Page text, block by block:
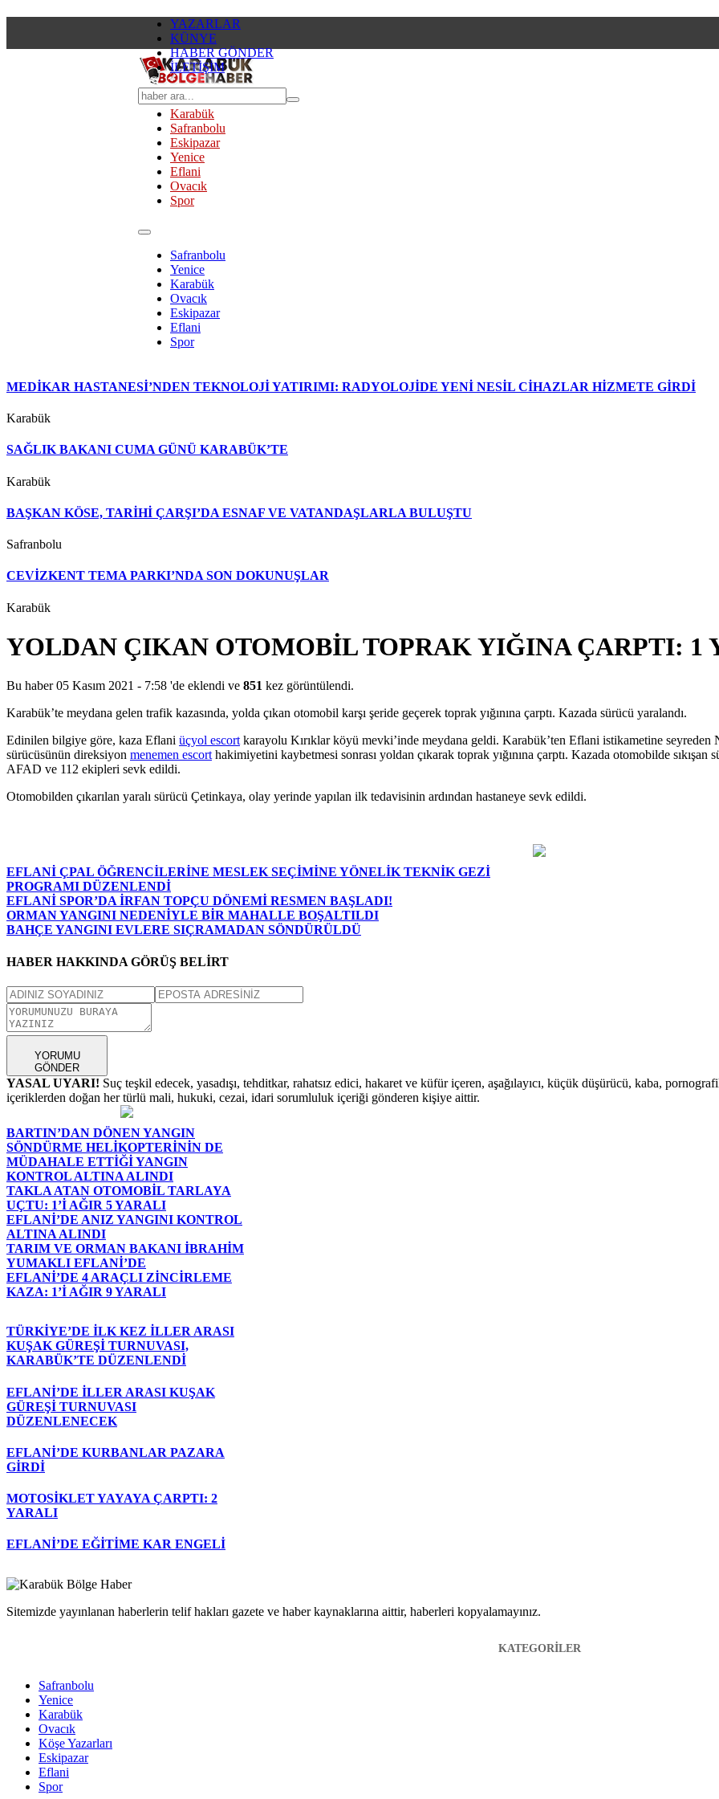
YAZARLAR
KÜNYE
HABER GÖNDER
İLETİŞİM
Karabük
Safranbolu
Eskipazar
Yenice
Eflani
Ovacık
Spor
Safranbolu
Yenice
Karabük
Ovacık
Eskipazar
Eflani
Spor
MEDİKAR HASTANESİ’NDEN TEKNOLOJİ YATIRIMI: RADYOLOJİDE YENİ NESİL CİHAZLAR HİZMETE GİRDİ
Karabük
SAĞLIK BAKANI CUMA GÜNÜ KARABÜK’TE
Karabük
BAŞKAN KÖSE, TARİHİ ÇARŞI’DA ESNAF VE VATANDAŞLARLA BULUŞTU
Safranbolu
CEVİZKENT TEMA PARKI’NDA SON DOKUNUŞLAR
Karabük
YOLDAN ÇIKAN OTOMOBİL TOPRAK YIĞINA ÇARPTI: 1
Bu haber 05 Kasım 2021 - 7:58 'de eklendi ve 851 kez görüntülendi.
Karabük’te meydana gelen trafik kazasında, yolda çıkan otomobil karşı şeride geçerek toprak yığınına çarptı. Kazada sürücü yaralandı.
Edinilen bilgiye göre, kaza Eflani üçyol escortkarayolu Kırıklar köyü mevki’inde meydana geldi. Karabük’ten Eflani istikametine
sürücüsünün direksiyon menemen escorthakimiyetini kaybetmesi sonrası yoldan çıkarak toprak yığınına çarptı. Kazada otomobilde
AFAD ve 112 ekipleri sevk edildi.
Otomobilden çıkarılan yaralı sürücü Çetinkaya, olay yerinde yapılan ilk tedavisinin ardından hastaneye sevk edildi.
EFLANİ ÇPAL ÖĞRENCİLERİNE MESLEK SEÇİMİNE YÖNELİK TEKNİK GEZİ
PROGRAMI DÜZENLENDİ
EFLANİ SPOR’DA İRFAN TOPÇU DÖNEMİ RESMEN BAŞLADI!
ORMAN YANGINI NEDENİYLE BİR MAHALLE BOŞALTILDI
BAHÇE YANGINI EVLERE SIÇRAMADAN SÖNDÜRÜLDÜ
HABER HAKKINDA GÖRÜŞ BELİRT
YORUMU
GÖNDER
YASAL UYARI! Suç teşkil edecek, yasadışı, tehditkar, rahatsız edici, hakaret ve küfür içeren, aşağılayıcı, küçük düşürücü, kaba,
içeriklerden doğan her türlü mali, hukuki, cezai, idari sorumluluk içeriği gönderen kişiye aittir.
BARTIN’DAN DÖNEN YANGIN
SÖNDÜRME HELİKOPTERİNİN DE
MÜDAHALE ETTİĞİ YANGIN
KONTROL ALTINA ALINDI
TAKLA ATAN OTOMOBİL TARLAYA
UÇTU: 1’İ AĞIR 5 YARALI
EFLANİ’DE ANIZ YANGINI KONTROL
ALTINA ALINDI
TARIM VE ORMAN BAKANI İBRAHİM
YUMAKLI EFLANİ’DE
EFLANİ’DE 4 ARAÇLI ZİNCİRLEME
KAZA: 1’İ AĞIR 9 YARALI
TÜRKİYE’DE İLK KEZ İLLER ARASI
KUŞAK GÜREŞİ TURNUVASI,
KARABÜK’TE DÜZENLENDİ
EFLANİ’DE İLLER ARASI KUŞAK
GÜREŞİ TURNUVASI
DÜZENLENECEK
EFLANİ’DE KURBANLAR PAZARA
GİRDİ
MOTOSİKLET YAYAYA ÇARPTI: 2
YARALI
EFLANİ’DE EĞİTİME KAR ENGELİ
Sitemizde yayınlanan haberlerin telif hakları gazete ve haber kaynaklarına aittir, haberleri kopyalamayınız.
KATEGORİLER
Safranbolu
Yenice
Karabük
Ovacık
Köşe Yazarları
Eskipazar
Eflani
Spor